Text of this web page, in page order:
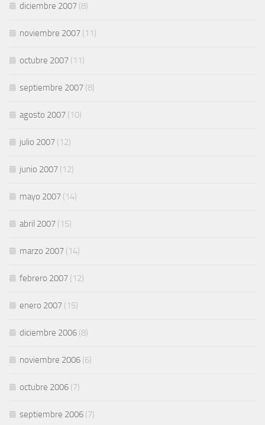
diciembre 2007 (8)
noviembre 2007 (11)
octubre 2007 (11)
septiembre 2007 (8)
agosto 2007 (10)
julio 2007 (12)
junio 2007 (12)
mayo 2007 (14)
abril 2007 (15)
marzo 2007 (14)
febrero 2007 (12)
enero 2007 (15)
diciembre 2006 (8)
noviembre 2006 (6)
octubre 2006 (7)
septiembre 2006 (7)